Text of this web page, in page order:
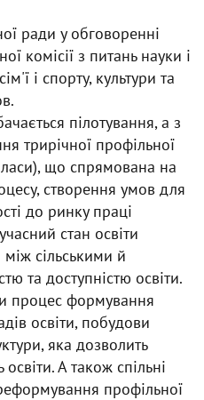
ради у обговоренні
комісії з питань науки і
і спорту, культури та
пілотування, а з
трирічної профільної
що спрямована на
створення умов для
до ринку праці
стан освіти
між сільськими й
та доступністю освіти.
процес формування
освіти, побудови
яка дозволить
А також спільні
профільної